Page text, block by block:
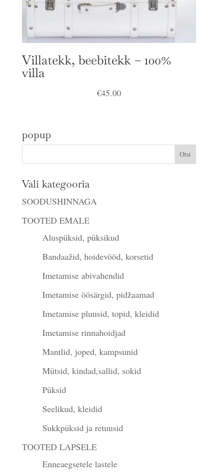
Villatekk, beebitekk – 100%
villa
€45.00
popup
Vali kategooria
SOODUSHINNAGA
TOOTED EMALE
Aluspüksid, püksikud
Bandaažid, hoidevööd, korsetid
Imetamise abivahendid
Imetamise öösärgid, pidžaamad
Imetamise pluusid, topid, kleidid
Imetamise rinnahoidjad
Mantlid, joped, kampsunid
Mütsid, kindad,sallid, sokid
Püksid
Seelikud, kleidid
Sukkpüksid ja retuusid
TOOTED LAPSELE
Enneaegsetele lastele